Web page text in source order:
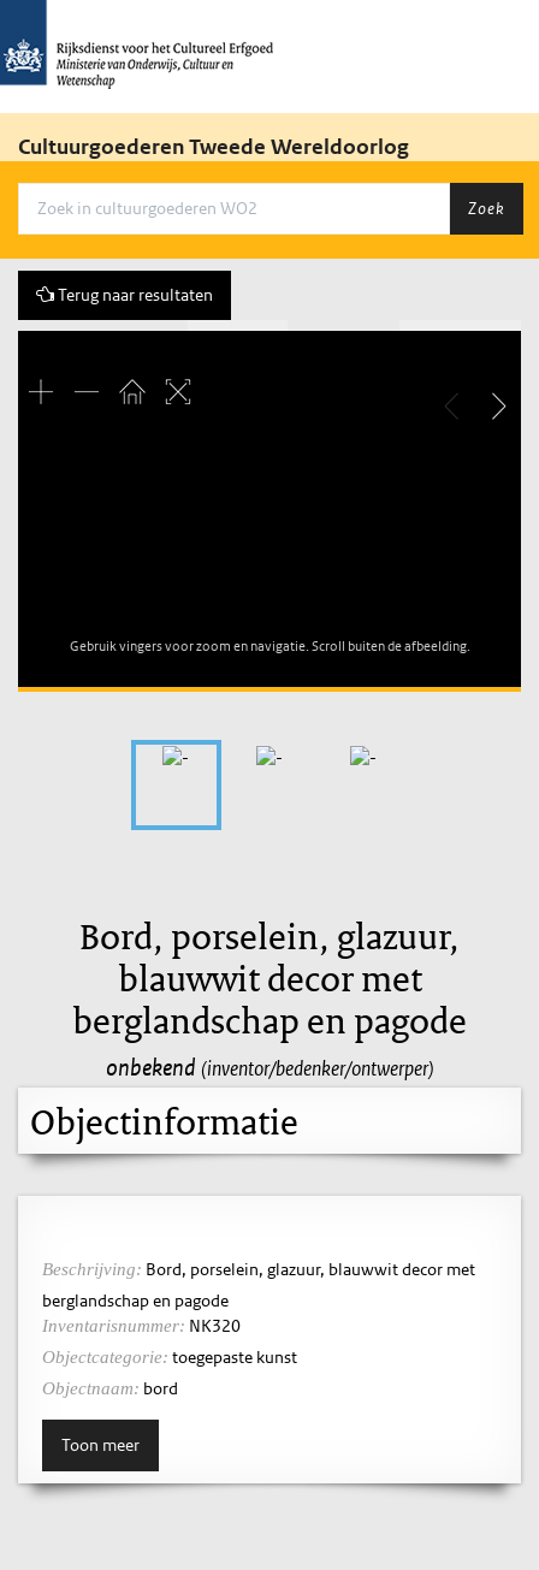
Cultuurgoederen Tweede Wereldoorlog
Zoek
Terug naar resultaten
Gebruik vingers voor zoom en navigatie. Scroll buiten de afbeelding.
Bord, porselein, glazuur,
blauwwit decor met
berglandschap en pagode
onbekend (inventor/bedenker/ontwerper)
Objectinformatie
Beschrijving: Bord, porselein, glazuur, blauwwit decor met
berglandschap en pagode
Inventarisnummer: NK320
Objectcategorie: toegepaste kunst
Objectnaam: bord
Toon meer